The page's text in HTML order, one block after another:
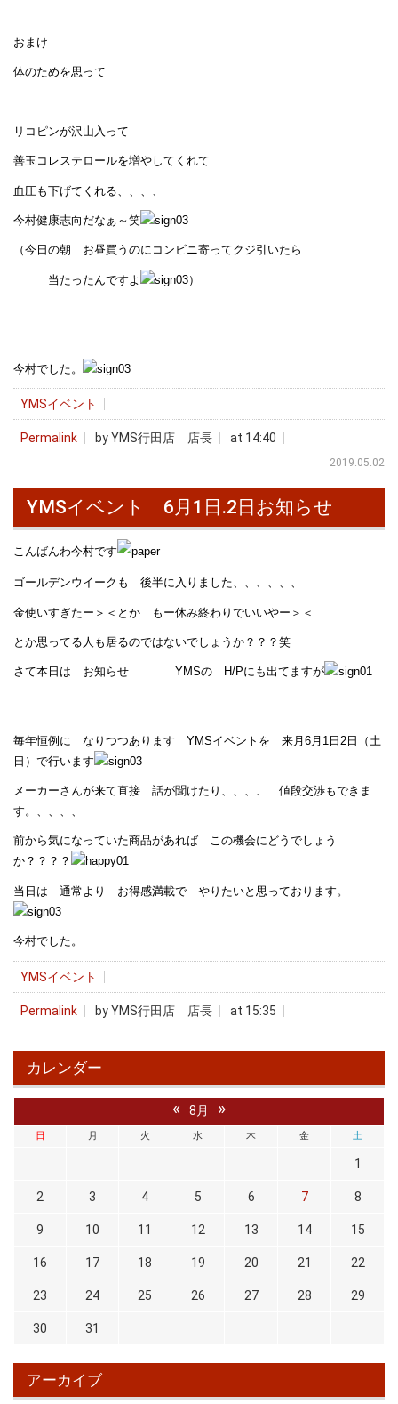
おまけ
体のためを思って
リコピンが沢山入って
善玉コレステロールを増やしてくれて
血圧も下げてくれる、、、、
今村健康志向だなぁ～笑
（今日の朝 お昼買うのにコンビニ寄ってクジ引いたら
当たったんですよ ）
今村でした。
YMSイベント
Permalink by YMS行田店 店長 at 14:40
2019.05.02
YMSイベント 6月1日.2日お知らせ
こんばんわ今村です
ゴールデンウイークも 後半に入りました、、、、、、
金使いすぎたー＞＜とか もー休み終わりでいいやー＞＜
とか思ってる人も居るのではないでしょうか？？？笑
さて本日は お知らせ YMSの H/Pにも出てますが
毎年恒例に なりつつあります YMSイベントを 来月6月1日2日（土
日）で行います
メーカーさんが来て直接 話が聞けたり、、、、 値段交渉もできま
す。、、、、
前から気になっていた商品があれば この機会にどうでしょう
か？？？？
当日は 通常より お得感満載で やりたいと思っております。
今村でした。
YMSイベント
Permalink by YMS行田店 店長 at 15:35
カレンダー
« 8月 »
日 月 火 水 木 金 土
1
2 3 4 5 6 7 8
9 10 11 12 13 14 15
16 17 18 19 20 21 22
23 24 25 26 27 28 29
30 31
アーカイブ